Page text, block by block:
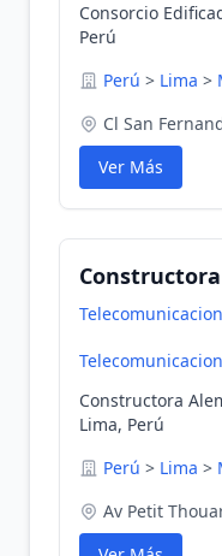
Consorcio
Perú
Perú > Lima >
Cl San
Ver Más
Constructora
Lima, Perú
Perú > Lima >
Av Petit